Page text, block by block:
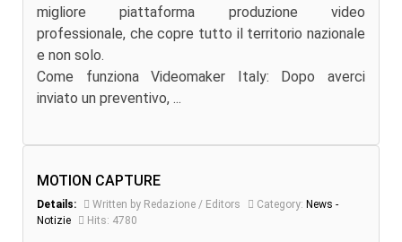
migliore piattaforma produzione video
professionale, che copre tutto il territorio nazionale
e non solo.
Come funziona Videomaker Italy: Dopo averci
inviato un preventivo, ...
MOTION CAPTURE
Details: Written by Redazione / Editors Category: News -
Notizie
Hits: 4780